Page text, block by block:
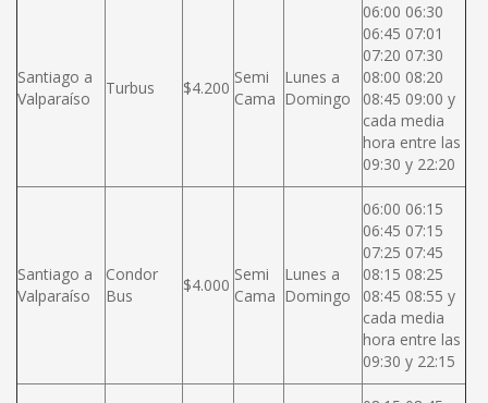
Santiago a
Valparaíso
Turbus $4.200
Semi
Cama
Lunes a
Domingo
06:00 06:30
06:45 07:01
07:20 07:30
08:00 08:20
08:45 09:00 y
cada media
hora entre las
09:30 y 22:20
Santiago a
Valparaíso
Condor
Bus
$4.000
Semi
Cama
Lunes a
Domingo
06:00 06:15
06:45 07:15
07:25 07:45
08:15 08:25
08:45 08:55 y
cada media
hora entre las
09:30 y 22:15